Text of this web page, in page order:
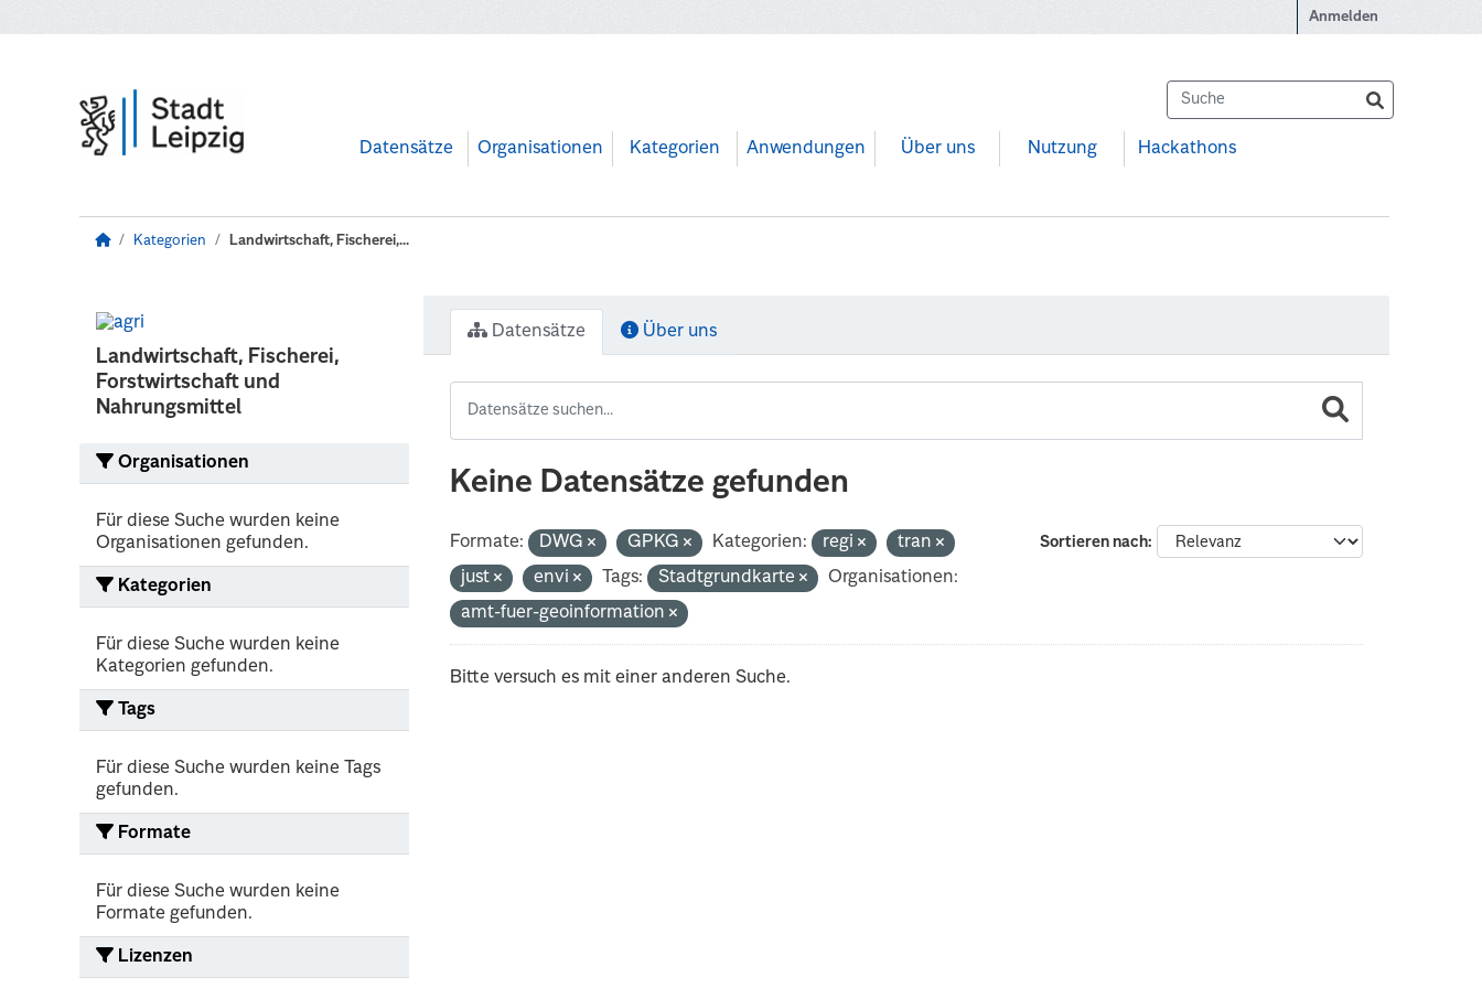
Anmelden
Datensätze Organisationen Kategorien Anwendungen Über uns Nutzung Hackathons
Kategorien Landwirtschaft, Fischerei,...
Landwirtschaft, Fischerei,
Forstwirtschaft und
Nahrungsmittel
Organisationen
Für diese Suche wurden keine
Organisationen gefunden.
Kategorien
Für diese Suche wurden keine
Kategorien gefunden.
Tags
Für diese Suche wurden keine Tags
gefunden.
Formate
Für diese Suche wurden keine
Formate gefunden.
Lizenzen
Datensätze Über uns
Keine Datensätze gefunden
Sortieren nach
Formate: DWG GPKG Kategorien: regi
tran
just
envi Tags: Stadtgrundkarte
Organisationen:
amt-fuer-geoinformation
Bitte versuch es mit einer anderen Suche.